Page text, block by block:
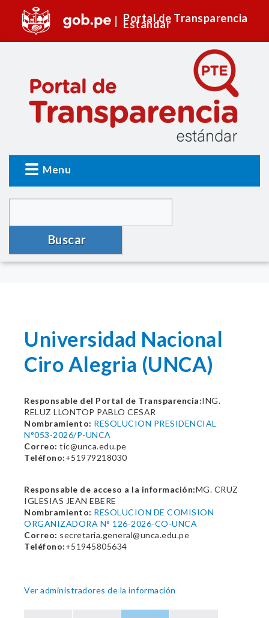
Portal de Transparencia
Estándar
Menu
Buscar
Universidad Nacional
Ciro Alegria (UNCA)
Responsable del Portal de Transparencia:ING.
RELUZ LLONTOP PABLO CESAR
Nombramiento: RESOLUCION PRESIDENCIAL
N°053-2026/P-UNCA
Correo: tic@unca.edu.pe
Teléfono:+51979218030
Responsable de acceso a la información:MG. CRUZ
IGLESIAS JEAN EBERE
Nombramiento: RESOLUCION DE COMISION
ORGANIZADORA N° 126-2026-CO-UNCA
Correo: secretaria.general@unca.edu.pe
Teléfono:+51945805634
Ver administradores de la información